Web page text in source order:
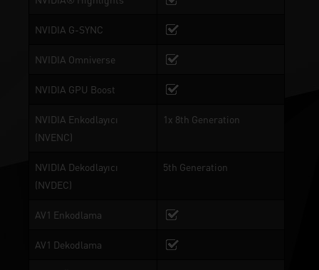
NVIDIA G-SYNC
NVIDIA Omniverse
NVIDIA GPU Boost
NVIDIA Enkodlayıcı
(NVENC)
1x 8th Generation
NVIDIA Dekodlayıcı
(NVDEC)
5th Generation
AV1 Enkodlama
AV1 Dekodlama